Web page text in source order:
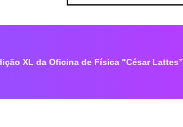
XL da Oficina de Física "César Lattes”